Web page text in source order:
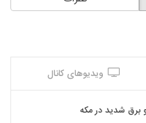
ویدیوهای کانال
برق شدید در مکه